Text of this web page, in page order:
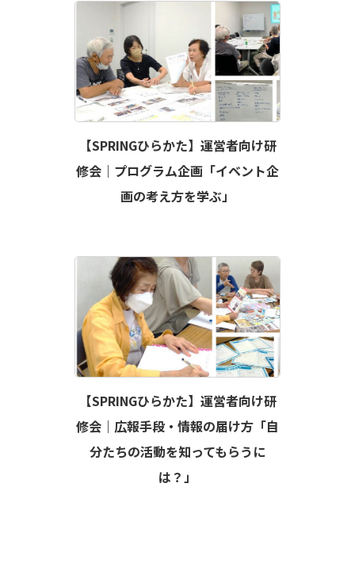
【SPRINGひらかた】運営者向け研
修会｜プログラム企画「イベント企
画の考え方を学ぶ」
【SPRINGひらかた】運営者向け研
修会｜広報手段・情報の届け方「自
分たちの活動を知ってもらうに
は？」